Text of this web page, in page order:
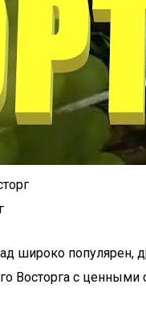
широко
Восторга с